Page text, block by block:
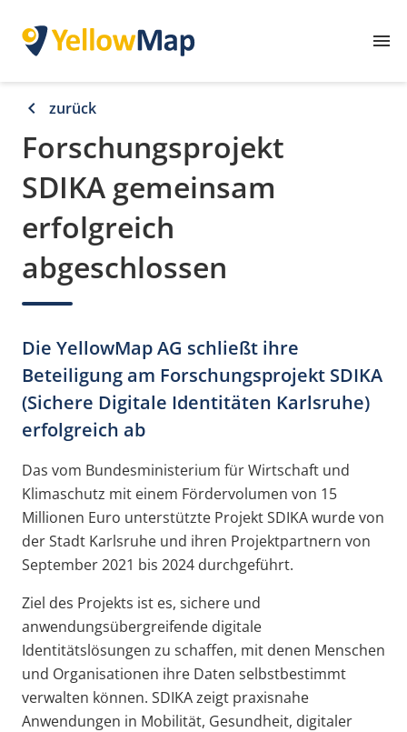
menu
chevron_left zurück
Forschungsprojekt
SDIKA gemeinsam
erfolgreich
abgeschlossen
Die YellowMap AG schließt ihre
Beteiligung am Forschungsprojekt SDIKA
(Sichere Digitale Identitäten Karlsruhe)
erfolgreich ab
Das vom Bundesministerium für Wirtschaft und
Klimaschutz mit einem Fördervolumen von 15
Millionen Euro unterstützte Projekt SDIKA wurde von
der Stadt Karlsruhe und ihren Projektpartnern von
September 2021 bis 2024 durchgeführt.
Ziel des Projekts ist es, sichere und
anwendungsübergreifende digitale
Identitätslösungen zu schaffen, mit denen Menschen
und Organisationen ihre Daten selbstbestimmt
verwalten können. SDIKA zeigt praxisnahe
Anwendungen in Mobilität, Gesundheit, digitaler